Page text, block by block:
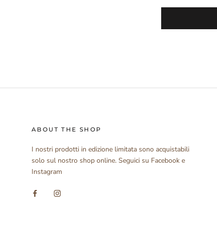
ABOUT THE SHOP
I nostri prodotti in edizione limitata sono acquistabili
solo sul nostro shop online. Seguici su Facebook e
Instagram